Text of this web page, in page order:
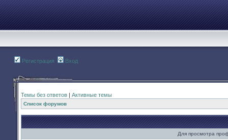
Регистрация Вход
Темы без ответов | Активные темы
Список форумов
Для просмотра